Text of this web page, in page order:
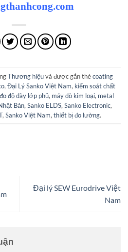
Thương hiệuvà được gắn thẻcoating
, Đại Lý Sanko Việt Nam, kiểm soát chất
độ dày lớp phủ, máy dò kim loại, metal
Bản, Sanko ELDS, Sanko Electronic,
, Sanko Việt Nam, thiết bị đo lường.
Đại lý SEW Eurodrive Việt
Nam